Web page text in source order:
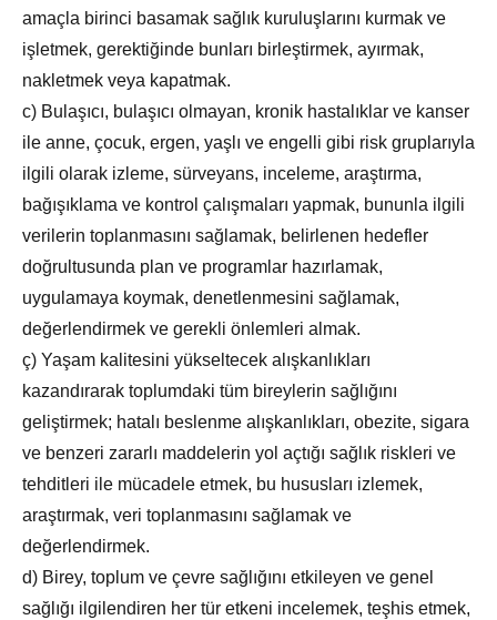
amaçla birinci basamak sağlık kuruluşlarını kurmak ve
işletmek, gerektiğinde bunları birleştirmek, ayırmak,
nakletmek veya kapatmak.
c) Bulaşıcı, bulaşıcı olmayan, kronik hastalıklar ve kanser
ile anne, çocuk, ergen, yaşlı ve engelli gibi risk gruplarıyla
ilgili olarak izleme, sürveyans, inceleme, araştırma,
bağışıklama ve kontrol çalışmaları yapmak, bununla ilgili
verilerin toplanmasını sağlamak, belirlenen hedefler
doğrultusunda plan ve programlar hazırlamak,
uygulamaya koymak, denetlenmesini sağlamak,
değerlendirmek ve gerekli önlemleri almak.
ç) Yaşam kalitesini yükseltecek alışkanlıkları
kazandırarak toplumdaki tüm bireylerin sağlığını
geliştirmek; hatalı beslenme alışkanlıkları, obezite, sigara
ve benzeri zararlı maddelerin yol açtığı sağlık riskleri ve
tehditleri ile mücadele etmek, bu hususları izlemek,
araştırmak, veri toplanmasını sağlamak ve
değerlendirmek.
d) Birey, toplum ve çevre sağlığını etkileyen ve genel
sağlığı ilgilendiren her tür etkeni incelemek, teşhis etmek,